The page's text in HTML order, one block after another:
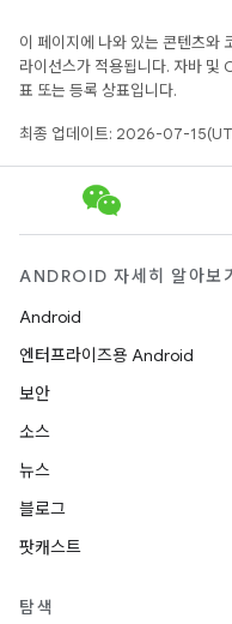
이 페이지에 나와 있는 콘텐츠와
라이선스가 적용됩니다. 자바
표 또는 등록 상표입니다.
최종 업데이트: 2026-07-
ANDROID 자세히 알아보
Android
엔터프라이즈용 Android
보안
소스
뉴스
블로그
팟캐스트
탐색